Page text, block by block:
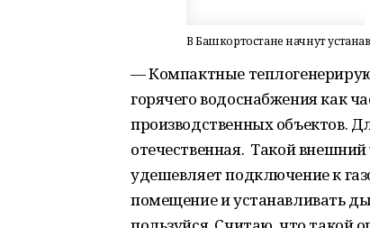
В Башкортостане начнут
— Компактные
горячего водоснабжения как
производственных объектов.
отечественная. Такой
удешевляет подключение к
помещение и устанавливать